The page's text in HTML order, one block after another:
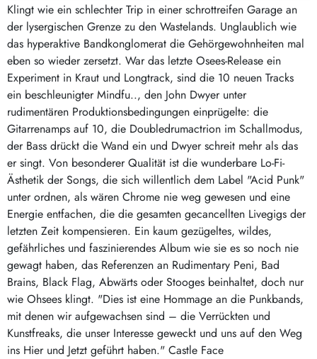
Klingt wie ein schlechter Trip in einer schrottreifen Garage an
der lysergischen Grenze zu den Wastelands. Unglaublich wie
das hyperaktive Bandkonglomerat die Gehörgewohnheiten mal
eben so wieder zersetzt. War das letzte Osees-Release ein
Experiment in Kraut und Longtrack, sind die 10 neuen Tracks
ein beschleunigter Mindfu.., den John Dwyer unter
rudimentären Produktionsbedingungen einprügelte: die
Gitarrenamps auf 10, die Doubledrumactrion im Schallmodus,
der Bass drückt die Wand ein und Dwyer schreit mehr als das
er singt. Von besonderer Qualität ist die wunderbare Lo-Fi-
Ästhetik der Songs, die sich willentlich dem Label "Acid Punk"
unter ordnen, als wären Chrome nie weg gewesen und eine
Energie entfachen, die die gesamten gecancellten Livegigs der
letzten Zeit kompensieren. Ein kaum gezügeltes, wildes,
gefährliches und faszinierendes Album wie sie es so noch nie
gewagt haben, das Referenzen an Rudimentary Peni, Bad
Brains, Black Flag, Abwärts oder Stooges beinhaltet, doch nur
wie Ohsees klingt. "Dies ist eine Hommage an die Punkbands,
mit denen wir aufgewachsen sind – die Verrückten und
Kunstfreaks, die unser Interesse geweckt und uns auf den Weg
ins Hier und Jetzt geführt haben." Castle Face